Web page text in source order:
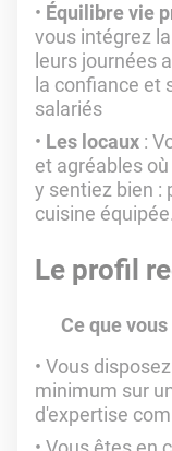
Équilibre vie
vous intégrez
leurs journées
la confiance et
salariés
Les locaux :
et agréables
y sentiez bien :
cuisine
Le profil
Ce que
Vous
minimum sur
d'expertise